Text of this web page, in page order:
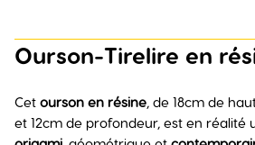
Ourson-Tirelire en
Cetourson en résine, de 18cm de
et 12cm de profondeur, est en réalité